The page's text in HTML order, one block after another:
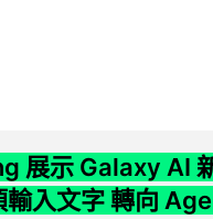
展示 Galaxy AI
輸入文字 轉向